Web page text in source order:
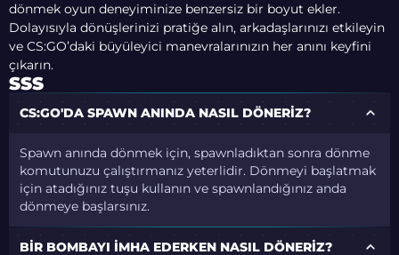
dönmek oyun deneyiminize benzersiz bir boyut ekler.
Dolayısıyla dönüşlerinizi pratiğe alın, arkadaşlarınızı etkileyin
ve CS:GO’daki büyüleyici manevralarınızın her anını keyfini
çıkarın.
SSS
CS:GO'DA SPAWN ANINDA NASIL DÖNERIZ?
Spawn anında dönmek için, spawnladıktan sonra dönme
komutunuzu çalıştırmanız yeterlidir. Dönmeyi başlatmak
için atadığınız tuşu kullanın ve spawnlandığınız anda
dönmeye başlarsınız.
BIR BOMBAYI IMHA EDERKEN NASIL DÖNERIZ?